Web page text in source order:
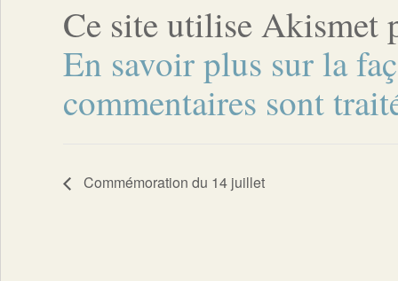
Ce site utilise Akismet
En savoir plus sur la
commentaires sont
Commémoration du 14 juillet